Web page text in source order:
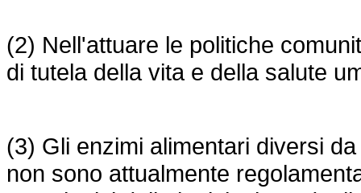
(2) Nell'attuare le politiche
di tutela della vita e della salute
(3) Gli enzimi alimentari diversi
non sono attualmente